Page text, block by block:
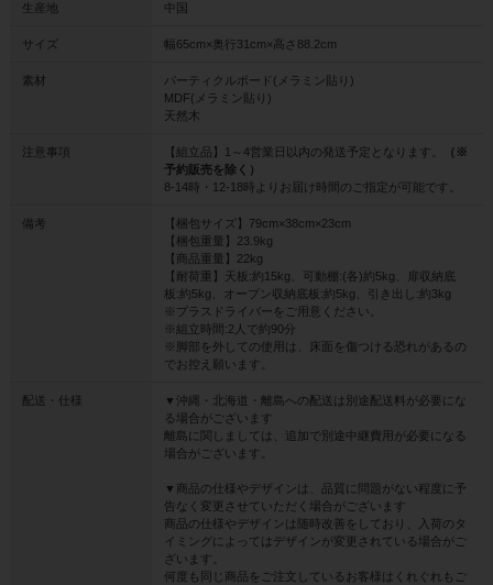
生産地 中国
サイズ 幅65cm×奥行31cm×高さ88.2cm
素材
パーティクルボード(メラミン貼り)
MDF(メラミン貼り)
天然木
注意事項 【組立品】1～4営業日以内の発送予定となります。
（※
予約販売を除く）
8-14時・12-18時よりお届け時間のご指定が可能です。
備考
【梱包サイズ】79cm×38cm×23cm
【梱包重量】23.9kg
【商品重量】22kg
【耐荷重】天板:約15kg、可動棚:(各)約5kg、扉収納底
板:約5kg、オープン収納底板:約5kg、引き出し:約3kg
※プラスドライバーをご用意ください。
※組立時間:2人で約90分
※脚部を外しての使用は、床面を傷つける恐れがあるの
でお控え願います。
配送・仕様
▼沖縄・北海道・離島への配送は別途配送料が必要にな
る場合がございます
離島に関しましては、追加で別途中継費用が必要になる
場合がございます。
▼商品の仕様やデザインは、品質に問題がない程度に予
告なく変更させていただく場合がございます
商品の仕様やデザインは随時改善をしており、入荷のタ
イミングによってはデザインが変更されている場合がご
ざいます。
何度も同じ商品をご注文しているお客様はくれぐれもご